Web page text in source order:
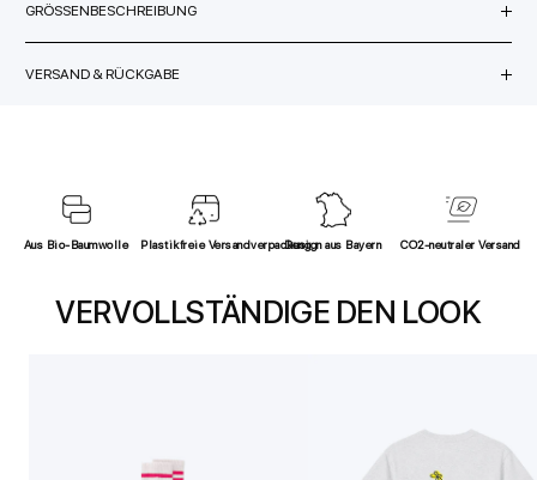
GRÖSSENBESCHREIBUNG
VERSAND & RÜCKGABE
Aus Bio-Baumwolle Plastikfreie VersandverpackungDesign aus Bayern CO2-neutraler Versand
VERVOLLSTÄNDIGE DEN LOOK